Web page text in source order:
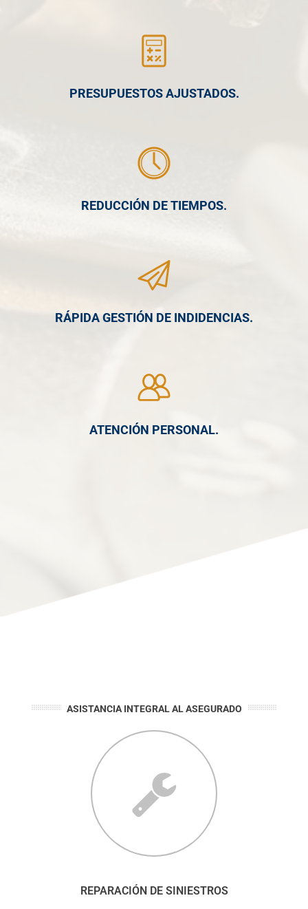
PRESUPUESTOS AJUSTADOS.
REDUCCIÓN DE TIEMPOS.
RÁPIDA GESTIÓN DE INDIDENCIAS.
ATENCIÓN PERSONAL.
ASISTANCIA INTEGRAL AL ASEGURADO
REPARACIÓN DE SINIESTROS